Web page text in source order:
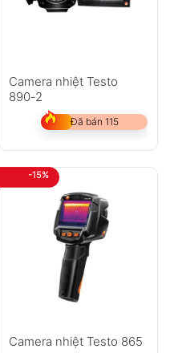
Camera nhiệt Testo
890-2
Đã bán 115
-15%
Camera nhiệt Testo 865